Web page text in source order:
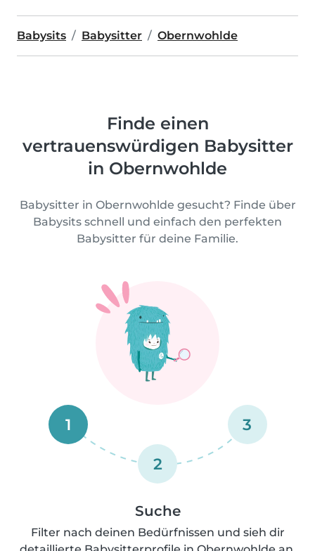
Babysits Babysitter Obernwohlde
Finde einen
vertrauenswürdigen Babysitter
in Obernwohlde
Babysitter in Obernwohlde gesucht? Finde über
Babysits schnell und einfach den perfekten
Babysitter für deine Familie.
1
2
3
Suche
Filter nach deinen Bedürfnissen und sieh dir